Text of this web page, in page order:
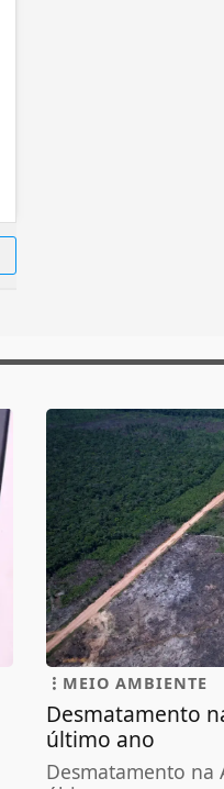
MEIO AMBIENTE
Desmatamento
último ano
Desmatamento na